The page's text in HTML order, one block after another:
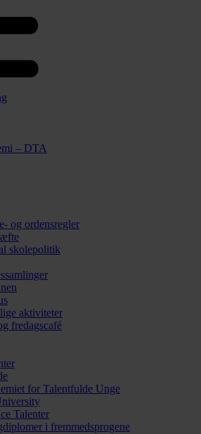
– DTA
og ordensregler
skolepolitik
aktiviteter
fredagscafé
for Talentfulde Unge
Talenter
i fremmedsprogene